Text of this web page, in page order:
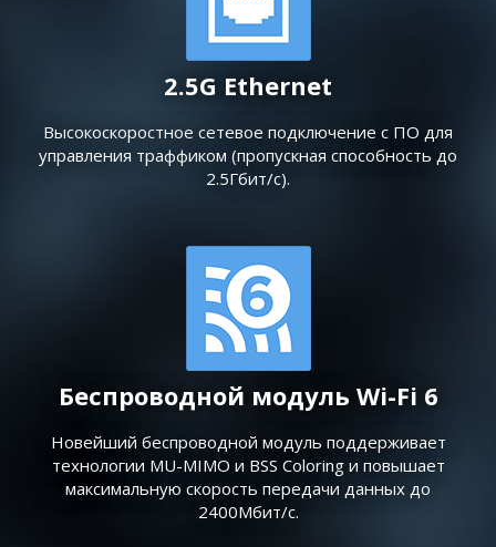
2.5G Ethernet
Высокоскоростное сетевое подключение с ПО для
управления траффиком (пропускная способность до
2.5Гбит/с).
Беспроводной модуль Wi-Fi 6
Новейший беспроводной модуль поддерживает
технологии MU-MIMO и BSS Coloring и повышает
максимальную скорость передачи данных до
2400Мбит/с.